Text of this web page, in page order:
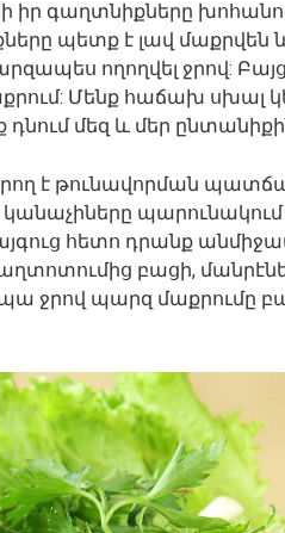
իր գաղտնիքները
պետք է լավ
ողողվել ջրով: Բայց
Մենք հաճախ սխալ
մեզ և մեր
է թունավորման
պարունակում
հետո դրանք
բացի,
ջրով պարզ մաքրումը